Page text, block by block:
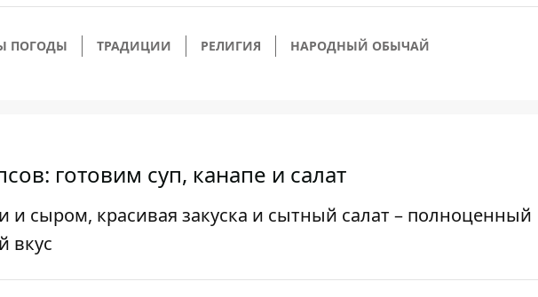
ПОГОДЫ ТРАДИЦИИ РЕЛИГИЯ НАРОДНЫЙ ОБЫЧАЙ
готовим суп, канапе и салат
и сыром, красивая закуска и сытный салат – полноценный
вкус